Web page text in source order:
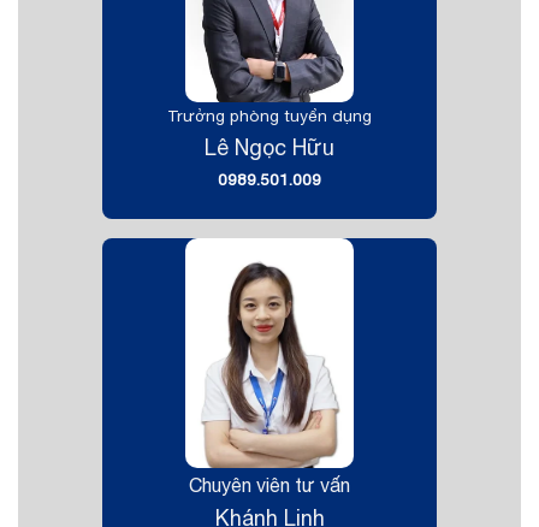
Trưởng phòng tuyển dụng
Lê Ngọc Hữu
0989.501.009
Chuyên viên tư vấn
Khánh Linh